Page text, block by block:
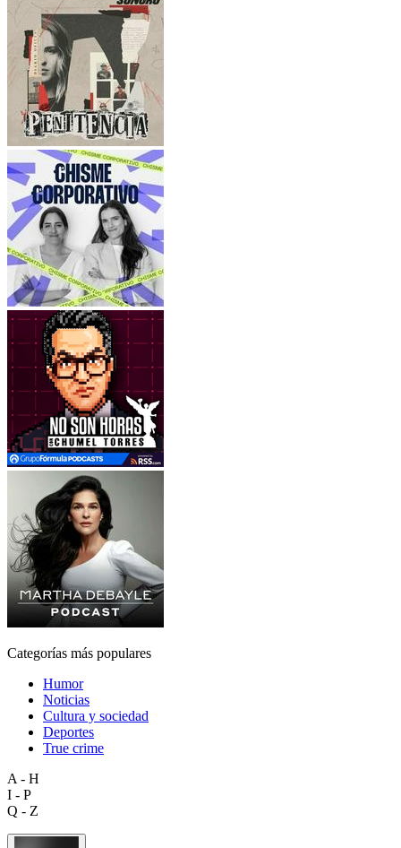
Categorías más populares
Humor
Noticias
Cultura y sociedad
Deportes
True crime
A - H
I - P
Q - Z